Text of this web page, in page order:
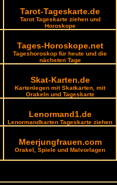
Tarot-Tageskarte.de
Tarot Tageskarte ziehen und
Horoskope
Tages-Horoskope.net
Tageshoroskop für heute und die
nächsten Tage
Skat-Karten.de
Kartenlegen mit Skatkarten, mit
Orakeln und Tageskarte
Lenormand1.de
Lenormandkarten Tageskarte ziehen
Meerjungfrauen.com
Orakel, Spiele und Malvorlagen